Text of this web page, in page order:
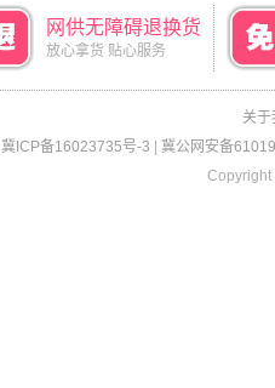
网供无障碍退换货
放心拿货 贴心服务
关于
冀ICP备16023735号-3
冀公网安备